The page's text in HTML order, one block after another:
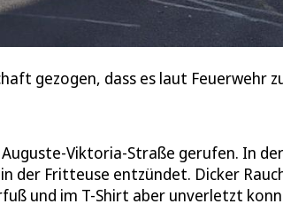
gezogen, dass es laut Feuerwehr
Viktoria-Straße gerufen. In
der Fritteuse entzündet. Dicker
und im T-Shirt aber unverletzt